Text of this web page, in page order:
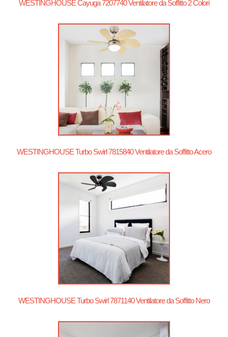
WESTINGHOUSE Cayuga 7207740 Ventilatore da Soffitto 2 Colori
WESTINGHOUSE Turbo Swirl 7815840 Ventilatore da Soffitto Acero
WESTINGHOUSE Turbo Swirl 7871140 Ventilatore da Soffitto Nero